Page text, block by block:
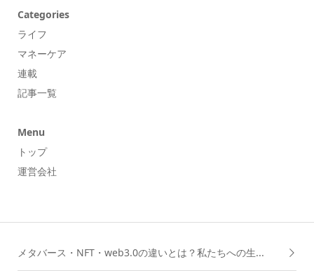
Categories
ライフ
マネーケア
連載
記事一覧
Menu
トップ
運営会社
メタバース・NFT・web3.0の違いとは？私たちへの生...